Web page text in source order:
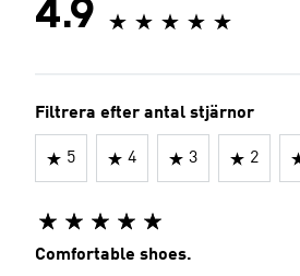
4.9
Filtrera efter antal stjärnor
5 4 3 2
Comfortable shoes.